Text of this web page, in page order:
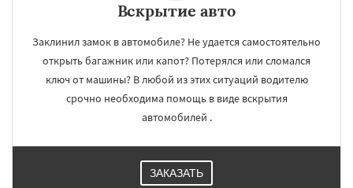
Вскрытие авто
Заклинил замок в автомобиле? Не удается самостоятельно
открыть багажник или капот? Потерялся или сломался
ключ от машины? В любой из этих ситуаций водителю
срочно необходима помощь в виде вскрытия
автомобилей .
ЗАКАЗАТЬ